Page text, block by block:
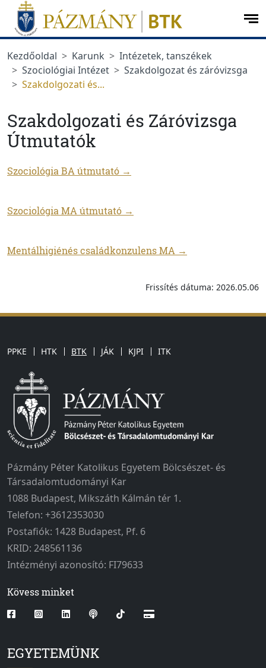
Ugrás a menüre
Ugrás a tartalomra
Kezdőoldal
Karunk
Intézetek, tanszékek
Szociológiai Intézet
Szakdolgozat és záróvizsga
Szakdolgozati és...
Szakdolgozati és Záróvizsga
Útmutatók
Szociológia BA útmutató →
Szociológia MA útmutató →
Mentálhigiénés családkonzulens MA →
Frissítés dátuma: 2026.05.06
PPKE HTK BTK JÁK KJPI ITK
Pázmány Péter Katolikus Egyetem Bölcsészet- és
Társadalomtudományi Kar
1088 Budapest, Mikszáth Kálmán tér 1.
Telefon: +3612353030
Postafiók: 1428 Budapest, Pf. 6
KRID: 248561136
Intézményi azonosító: FI79633
Kövess minket
EGYETEMÜNK